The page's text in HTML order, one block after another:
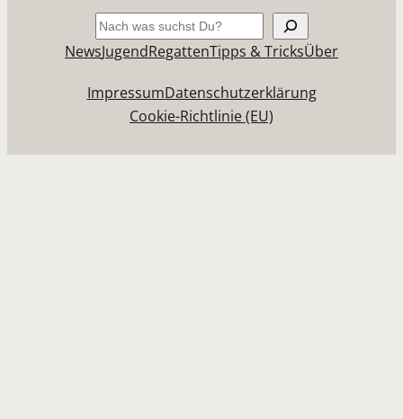
Suchen
NewsJugendRegattenTipps & TricksÜber
ImpressumDatenschutzerklärung
Cookie-Richtlinie (EU)